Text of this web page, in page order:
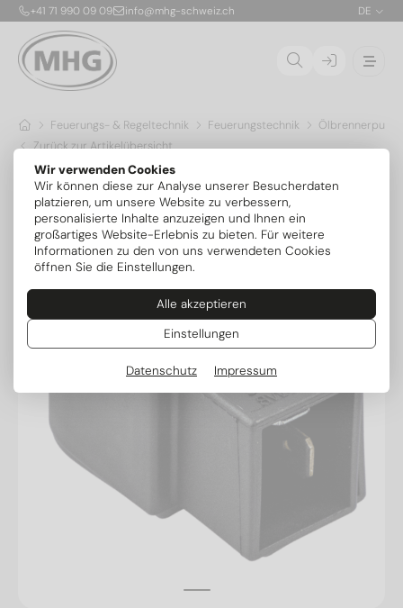
Wir verwenden Cookies
Wir können diese zur Analyse unserer Besucherdaten
platzieren, um unsere Website zu verbessern,
personalisierte Inhalte anzuzeigen und Ihnen ein
großartiges Website-Erlebnis zu bieten. Für weitere
Informationen zu den von uns verwendeten Cookies
öffnen Sie die Einstellungen.
Alle akzeptieren
Einstellungen
Datenschutz Impressum
+41 71 990 09 09 info@mhg-schweiz.ch DE
Feuerungs- & Regeltechnik Feuerungstechnik
Zurück zur Artikelübersicht